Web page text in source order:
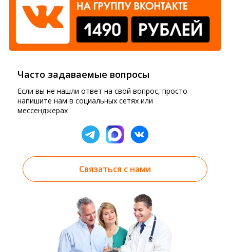
Часто задаваемые вопросы
Если вы не нашли ответ на свой вопрос, просто
напишите нам в социальных сетях или
мессенджерах
Связаться с нами